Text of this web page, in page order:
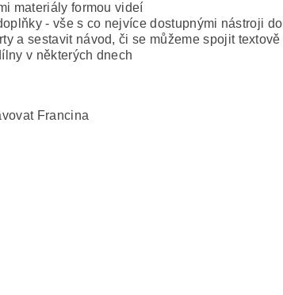
materiály formou videí
- vše s co nejvíce dostupnými nástroji
a sestavit návod, či se můžeme spojit
v některých dnech
Francina